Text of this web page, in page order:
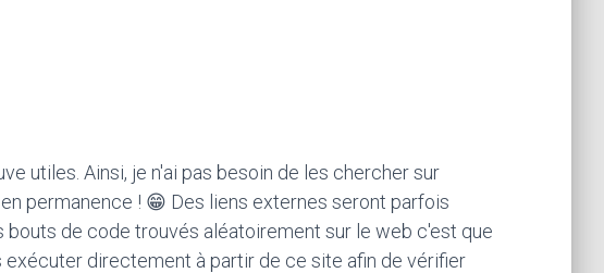
utiles. Ainsi, je n'ai pas besoin de les chercher sur
permanence ! 😁 Des liens externes seront parfois
de code trouvés aléatoirement sur le web c'est que
directement à partir de ce site afin de vérifier